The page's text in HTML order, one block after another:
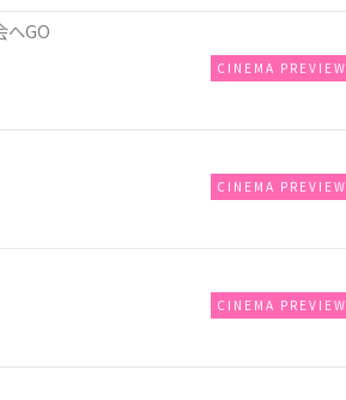
へGO
CINEMA PREVIEW
CINEMA PREVIEW
CINEMA PREVIEW